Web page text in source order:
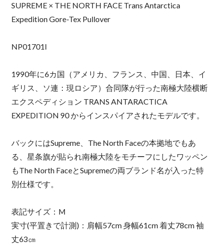
SUPREME × THE NORTH FACE Trans Antarctica
Expedition Gore-Tex Pullover
NP01701I
1990年に6カ国（アメリカ、フランス、中国、日本、イ
ギリス、ソ連：現ロシア）合同隊が行った南極大陸横断
エクスペディション TRANS ANTARACTICA
EXPEDITION 90 からインスパイアされたモデルです。
バックにはSupreme、The North Faceの本拠地でもあ
る、星条旗が貼られ南極大陸をモチーフにしたワッペン
もThe North FaceとSupremeの両ブランド名が入った特
別仕様です。
表記サイズ：M
実寸(平置きで計測)：肩幅57cm 身幅61cm 着丈78cm 袖
丈63㎝